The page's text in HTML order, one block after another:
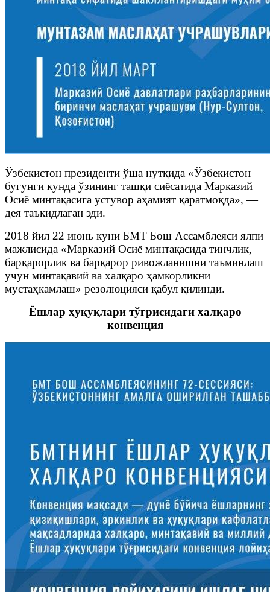
Ўзбекистон президенти ўша нутқида «Ўзбекистон
бугунги кунда ўзининг ташқи сиёсатида Марказий
Осиё минтақасига устувор аҳамият қаратмоқда», —
дея таъкидлаган эди.
2018 йил 22 июнь куни БМТ Бош Ассамблеяси ялпи
мажлисида «Марказий Осиё минтақасида тинчлик,
барқарорлик ва барқарор ривожланишни таъминлаш
учун минтақавий ва халқаро ҳамкорликни
мустаҳкамлаш» резолюцияси қабул қилинди.
Ёшлар ҳуқуқлари тўғрисидаги халқаро
конвенция